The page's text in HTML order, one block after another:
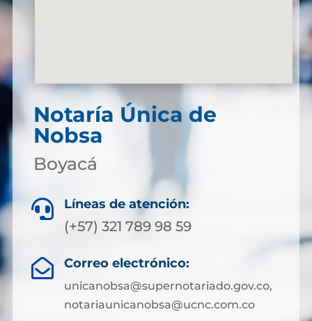
Notaría Única de
Nobsa
Boyacá
 Líneas de atención:
(+57) 321 789 98 59
 Correo electrónico:
unicanobsa@supernotariado.gov.co,
notariaunicanobsa@ucnc.com.co